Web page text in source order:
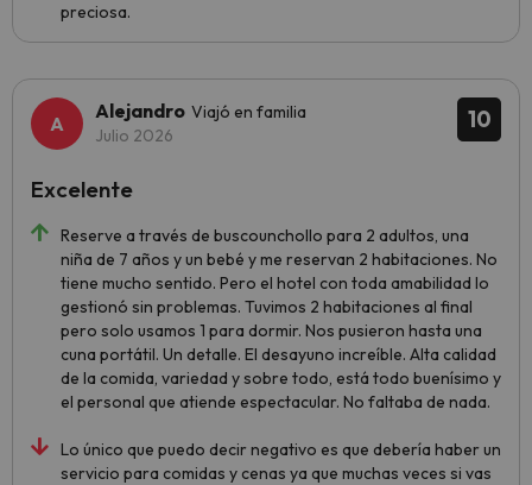
preciosa.
10
Alejandro Viajó en familia
Julio 2026
Reserve a través de buscounchollo para 2 adultos, una
niña de 7 años y un bebé y me reservan 2 habitaciones. No
tiene mucho sentido. Pero el hotel con toda amabilidad lo
gestionó sin problemas. Tuvimos 2 habitaciones al final
pero solo usamos 1 para dormir. Nos pusieron hasta una
cuna portátil. Un detalle. El desayuno increíble. Alta calidad
de la comida, variedad y sobre todo, está todo buenísimo y
el personal que atiende espectacular. No faltaba de nada.
Lo único que puedo decir negativo es que debería haber un
servicio para comidas y cenas ya que muchas veces si vas
Excelente